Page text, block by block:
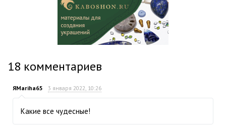
18 комментариев
ЯMariha65 3 января 2022, 10:26
Какие все чудесные!